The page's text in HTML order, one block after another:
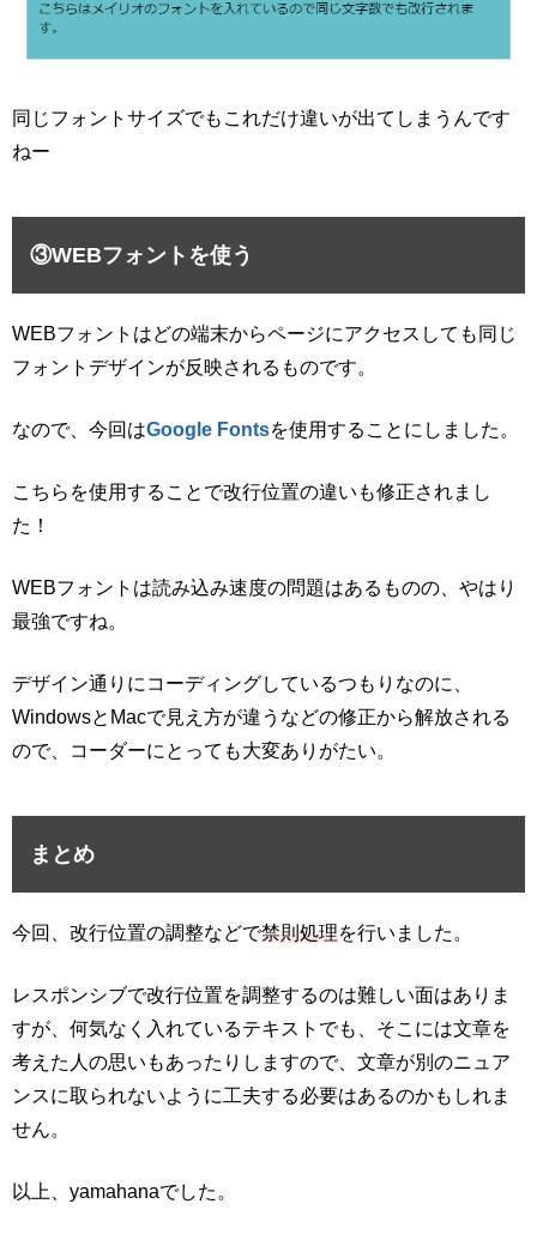
同じフォントサイズでもこれだけ違いが出てしまうんです
ねー
③WEBフォントを使う
WEBフォントはどの端末からページにアクセスしても同じ
フォントデザインが反映されるものです。
なので、今回はGoogle Fontsを使用することにしました。
こちらを使用することで改行位置の違いも修正されまし
た！
WEBフォントは読み込み速度の問題はあるものの、やはり
最強ですね。
デザイン通りにコーディングしているつもりなのに、
WindowsとMacで見え方が違うなどの修正から解放される
ので、コーダーにとっても大変ありがたい。
まとめ
今回、改行位置の調整などで禁則処理を行いました。
レスポンシブで改行位置を調整するのは難しい面はありま
すが、何気なく入れているテキストでも、そこには文章を
考えた人の思いもあったりしますので、文章が別のニュア
ンスに取られないように工夫する必要はあるのかもしれま
せん。
以上、yamahanaでした。